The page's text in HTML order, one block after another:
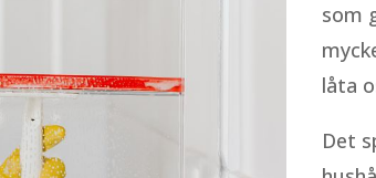
som
låta
Det